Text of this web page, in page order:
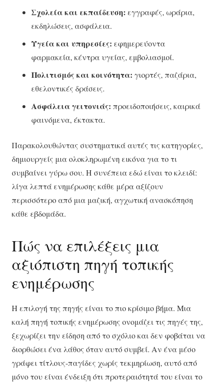
Σχολεία και εκπαίδευση: εγγραφές, ωράρια,
εκδηλώσεις, ασφάλεια.
Υγεία και υπηρεσίες: εφημερεύοντα
φαρμακεία, κέντρα υγείας, εμβολιασμοί.
Πολιτισμός και κοινότητα: γιορτές, παζάρια,
εθελοντικές δράσεις.
Ασφάλεια γειτονιάς: προειδοποιήσεις, καιρικά
φαινόμενα, έκτακτα.
Παρακολουθώντας συστηματικά αυτές τις κατηγορίες,
δημιουργείς μια ολοκληρωμένη εικόνα για το τι
συμβαίνει γύρω σου. Η συνέπεια εδώ είναι το κλειδί:
λίγα λεπτά ενημέρωσης κάθε μέρα αξίζουν
περισσότερο από μια μαζική, αγχωτική ανασκόπηση
κάθε εβδομάδα.
Πώς να επιλέξεις μια
αξιόπιστη πηγή τοπικής
ενημέρωσης
Η επιλογή της πηγής είναι το πιο κρίσιμο βήμα. Μια
καλή πηγή τοπικής ενημέρωσης ονομάζει τις πηγές της,
ξεχωρίζει την είδηση από το σχόλιο και δεν φοβάται να
διορθώσει ένα λάθος όταν αυτό συμβεί. Αν ένα μέσο
γράφει τίτλους-παγίδες χωρίς τεκμηρίωση, αυτό από
μόνο του είναι ένδειξη ότι προτεραιότητά του είναι το